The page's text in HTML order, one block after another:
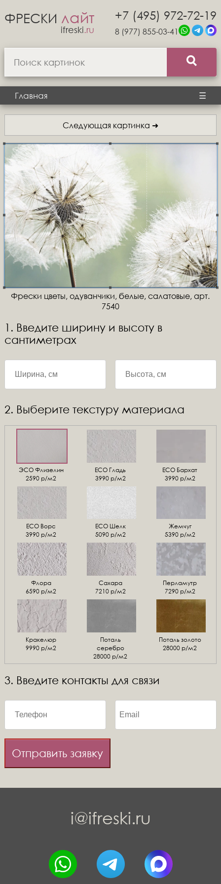
ФРЕСКИ лайт
ifreski.ru
+7 (495) 972-72-19
8 (977) 855-03-41
Главная ☰
Следующая картинка ➜
Фрески цветы, одуванчики, белые, салатовые, арт.
7540
1. Введите ширину и высоту в
сантиметрах
2. Выберите текстуру материала
ЭСО Флизелин
2590 р/м2
ЕСО Гладь
3990 р/м2
ECO Бархат
3990 р/м2
ЕСО Ворс
3990 р/м2
ЕСО Шелк
5090 р/м2
Жемчуг
5390 р/м2
Флора
6590 р/м2
Сахара
7210 р/м2
Перламутр
7290 р/м2
Кракелюр
9990 р/м2
Поталь
серебро
28000 р/м2
Поталь золото
28000 р/м2
3. Введите контакты для связи
Отправить заявку
i@ifreski.ru